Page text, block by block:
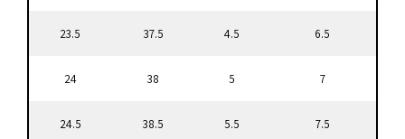
6.5
4.5
37.5
23.5
7
5
38
24
7.5
5.5
38.5
24.5